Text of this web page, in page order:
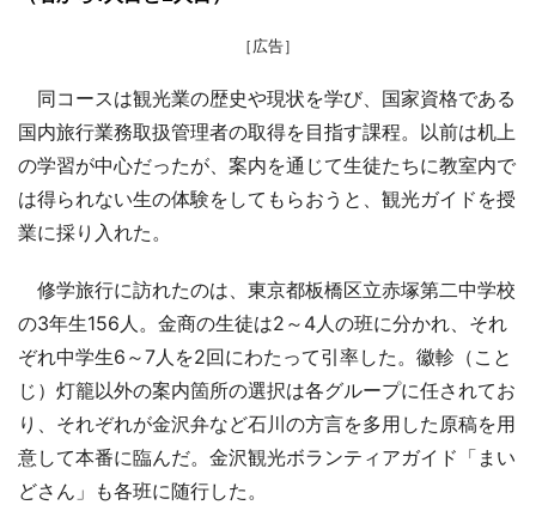
［広告］
同コースは観光業の歴史や現状を学び、国家資格である
国内旅行業務取扱管理者の取得を目指す課程。以前は机上
の学習が中心だったが、案内を通じて生徒たちに教室内で
は得られない生の体験をしてもらおうと、観光ガイドを授
業に採り入れた。
修学旅行に訪れたのは、東京都板橋区立赤塚第二中学校
の3年生156人。金商の生徒は2～4人の班に分かれ、それ
ぞれ中学生6～7人を2回にわたって引率した。徽軫（こと
じ）灯籠以外の案内箇所の選択は各グループに任されてお
り、それぞれが金沢弁など石川の方言を多用した原稿を用
意して本番に臨んだ。金沢観光ボランティアガイド「まい
どさん」も各班に随行した。